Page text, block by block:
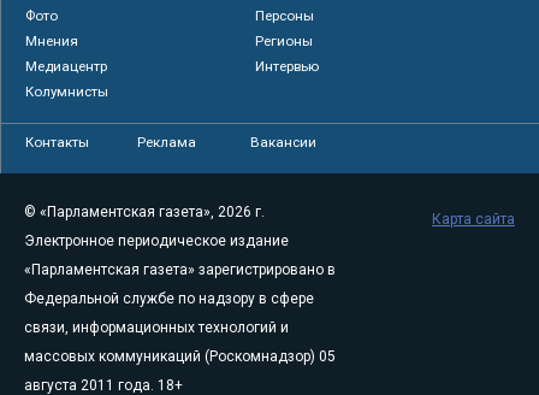
Фото
Персоны
Мнения
Регионы
Медиацентр
Интервью
Колумнисты
Контакты Реклама Вакансии
© «Парламентская газета», 2026 г.
Электронное периодическое издание
«Парламентская газета» зарегистрировано в
Федеральной службе по надзору в сфере
связи, информационных технологий и
массовых коммуникаций (Роскомнадзор) 05
августа 2011 года. 18+
Карта сайта